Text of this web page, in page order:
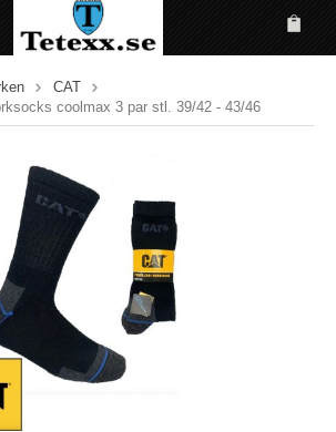
CAT
coolmax 3 par stl. 39/42 - 43/46